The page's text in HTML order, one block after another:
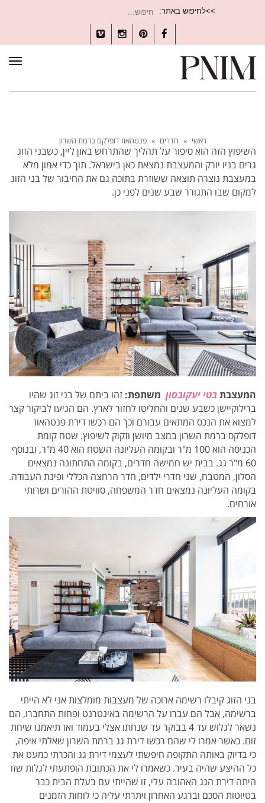
>>לחיפוש באתר:
עבור:
Facebook
Pinterest
Instagram
Vimeo
ראשי » חדרים » פנטהאוז דופלקס ברמת השרון
השיפוץ הזה הוא סיפור על תהליך שהתרחש באון ליין, כשבני הזוג
גרים בניו יורק והמעצבת נמצאת כאן בישראל. תוך כדי אמון מלא
במעצבת נוצרה תוצאה ששוזרת בתוכה גם את החיבור של בני הזוג
למקום שבו התגורר שבע שנים לפני כן.
המעצבת בטי יעקובסון משתפת: זהו ביתם של בני זוג שהיו
ברילוקיישן כשבע שנים והחליטו לחזור לארץ. הם הגיעו לביקור קצר
למצוא את הנכס המתאים עבורם וכך הם רכשו דירת פנטהאוז
דופלקס ברמת השרון במצב מיושן וזקוק לשיפוץ. שטח קומת
הכניסה הוא 100 מ"ר ובקומה העליונה השטח הוא 40 מ"ר, ובנוסף
60 מ"ר גג. בבית יש חמישה חדרים,
בקומה התחתונה נמצאים
הסלון, המטבח, שני חדרי ילדים, חדר הרחצה הכללי ופינת העבודה.
בקומה העליונה נמצאים חדר המשפחה, סוויטת ההורים ושרותי
אורחים.
בני הזוג קיבלו רשימה ארוכה של מעצבות מומלצות אני לא הייתי
ברשימה, אבל הם עברו על הרשימה באינטרנט ופחות התחברו, הם
נשאר לגלוש עד 4 בבוקר עד שנחתו אצלי בעמוד
ואז תיאמנו שיחת
זום. כאשר אמרו לי שהם רכשו דירת גג ברמת השרון שאלתי איפה,
כי בדיוק באותה התקופה חיפשתי לעצמי דירת גג והכרתי כמעט את
כל ההיצע שהיה בעיר. כשאמרו לי את הכתובת הופתעתי לגלות שזו
היתה דירת הגג האהובה עלי, זו שהייתי עם בעלת הבית כבר
בטיוטות הסכם וברגע האחרון ויתרתי עליה כי לוחות הזמנים